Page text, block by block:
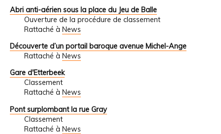
Abri anti-aérien sous la place du Jeu de Balle
Ouverture de la procédure de classement
Rattaché à News
Découverte d’un portail baroque avenue Michel-Ange
Rattaché à News
Gare d'Etterbeek
Classement
Rattaché à News
Pont surplombant la rue Gray
Classement
Rattaché à News